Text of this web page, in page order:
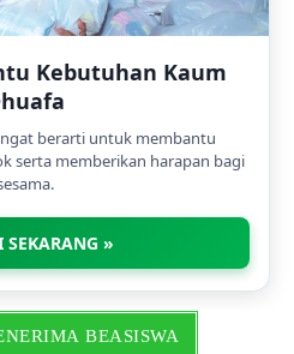
Kebutuhan Kaum
berarti untuk membantu
serta memberikan harapan bagi
SEKARANG »
BEASISWA